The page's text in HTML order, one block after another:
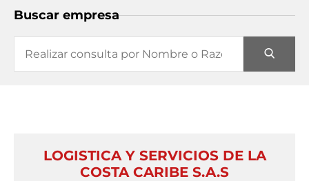
Buscar empresa
LOGISTICA Y SERVICIOS DE LA
COSTA CARIBE S.A.S